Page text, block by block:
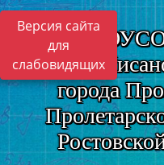
Версия сайта
для
слабовидящих
им.
города